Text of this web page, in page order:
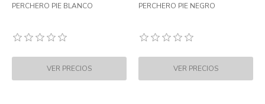
PERCHERO PIE BLANCO PERCHERO PIE NEGRO